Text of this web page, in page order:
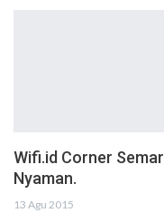
Wifi.id Corner
Nyaman.
13 Agu 2015